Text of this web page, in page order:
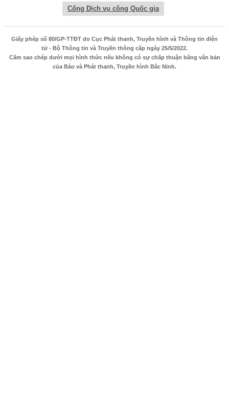
Cổng Dịch vụ công Quốc gia
Giấy phép số 80/GP-TTĐT do Cục Phát thanh, Truyền hình và Thông tin điện
tử - Bộ Thông tin và Truyền thông cấp ngày 25/5/2022.
Cấm sao chép dưới mọi hình thức nếu không có sự chấp thuận bằng văn bản
của Báo và Phát thanh, Truyền hình Bắc Ninh.